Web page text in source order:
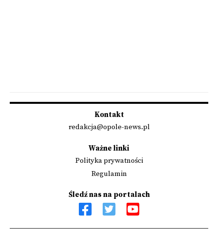
Kontakt
redakcja@opole-news.pl
Ważne linki
Polityka prywatności
Regulamin
Śledź nas na portalach